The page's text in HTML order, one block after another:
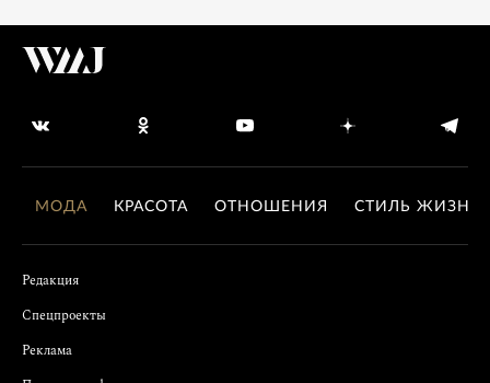
МОДА КРАСОТА ОТНОШЕНИЯ СТИЛЬ ЖИЗНИ
Редакция
Спецпроекты
Реклама